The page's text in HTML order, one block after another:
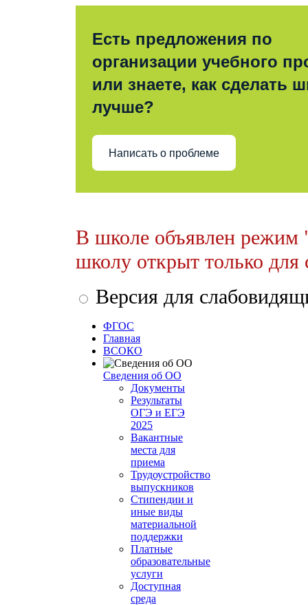
Есть предложения по
организации учебного
или знаете, как сделать
лучше?
Написать о проблеме
В школе объявлен режим
школу открыт только
Версия для
ФГОС
Главная
ВСОКО
Сведения об ОО
Документы
Результаты
ОГЭ и ЕГЭ
2025
Вакантные
места для
приема
Трудоустройство
выпускников
Стипендии и
иные виды
материальной
поддержки
Платные
образовательные
услуги
Доступная
среда